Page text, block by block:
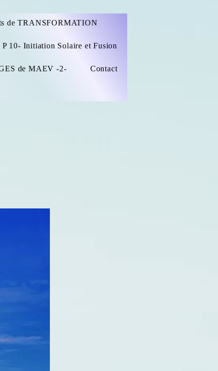
de TRANSFORMATION
P 10- Initiation Solaire et Fusion
de MAEV -2- Contact